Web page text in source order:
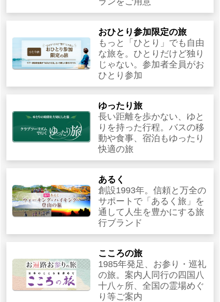
おひとり参加限定の旅
もっと「ひとり」でも自由
な旅を。ひとりだけど独り
じゃない。参加者全員がお
ひとり参加
ゆったり旅
長い距離を歩かない、ゆと
りを持った行程。バスの移
動や食事、宿泊もゆったり
快適の旅
あるく
創設1993年。信頼と万全の
サポートで「あるく旅」を
通して人生を豊かにする旅
行ブランド
こころの旅
1985年発足、お参り・巡礼
の旅。案内人同行の四国八
十八ヶ所、全国の霊場めぐ
り等ご案内